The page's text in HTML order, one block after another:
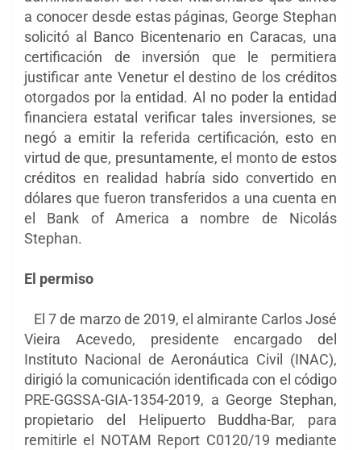
a conocer desde estas páginas, George Stephan
solicitó al Banco Bicentenario en Caracas, una
certificación de inversión que le permitiera
justificar ante Venetur el destino de los créditos
otorgados por la entidad. Al no poder la entidad
financiera estatal verificar tales inversiones, se
negó a emitir la referida certificación, esto en
virtud de que, presuntamente, el monto de estos
créditos en realidad habría sido convertido en
dólares que fueron transferidos a una cuenta en
el Bank of America a nombre de Nicolás
Stephan.
El permiso
El 7 de marzo de 2019, el almirante Carlos José
Vieira Acevedo, presidente encargado del
Instituto Nacional de Aeronáutica Civil (INAC),
dirigió la comunicación identificada con el código
PRE-GGSSA-GIA-1354-2019, a George Stephan,
propietario del Helipuerto Buddha-Bar, para
remitirle el NOTAM Report C0120/19 mediante